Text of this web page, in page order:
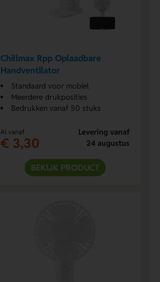
Chillmax Rpp Oplaadbare
Handventilator
Standaard voor mobiel
Meerdere drukposities
Bedrukken vanaf 50 stuks
Al vanaf
€ 3,30
Levering vanaf
24 augustus
BEKIJK PRODUCT